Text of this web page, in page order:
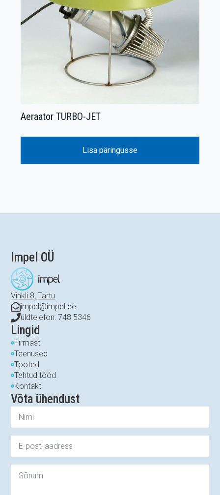
Aeraator TURBO-JET
Lisa päringusse
Impel OÜ
Vinkli 8, Tartu
impel@impel.ee
üldtelefon: 748 5346
Lingid
Firmast
Teenused
Tooted
Tehtud tööd
Kontakt
Võta ühendust